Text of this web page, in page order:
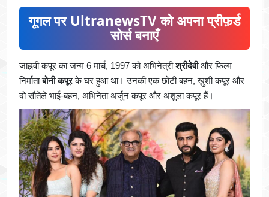
गूगल पर UltranewsTV को अपना प्रीफ़र्ड
सोर्स बनाएँ
जाह्नवी कपूर का जन्म 6 मार्च, 1997 को अभिनेत्रीश्रीदेवीऔर फिल्म
निर्माताबोनी कपूरके घर हुआ था। उनकी एक छोटी बहन, ख़ुशी कपूर और
दो सौतेले भाई-बहन, अभिनेता अर्जुन कपूर और अंशुला कपूर हैं।